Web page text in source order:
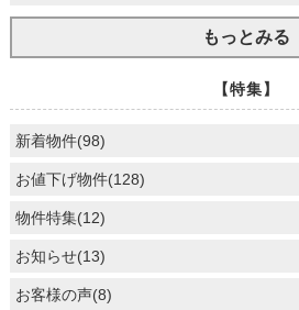
もっとみる
【特集】
新着物件(98)
お値下げ物件(128)
物件特集(12)
お知らせ(13)
お客様の声(8)